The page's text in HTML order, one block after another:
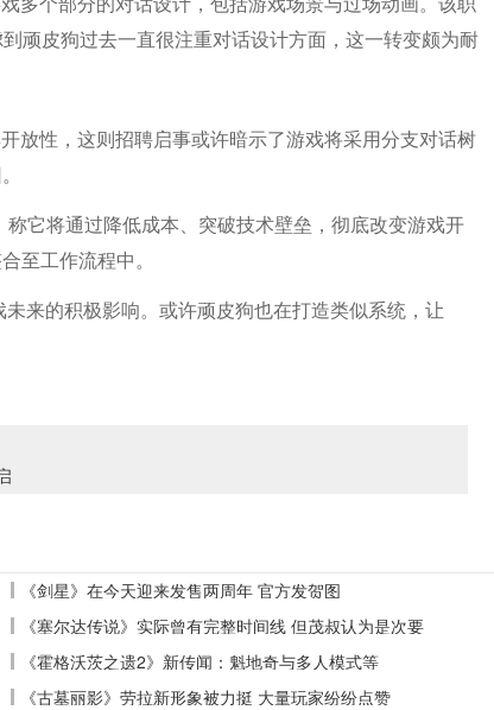
个部分的对话设计，包括游戏场景与过场动画。该职
顽皮狗过去一直很注重对话设计方面，这一转变颇为耐
性，这则招聘启事或许暗示了游戏将采用分支对话树
它将通过降低成本、突破技术壁垒，彻底改变游戏开
至工作流程中。
的积极影响。或许顽皮狗也在打造类似系统，让
《剑星》在今天迎来发售两周年 官方发贺图
《塞尔达传说》实际曾有完整时间线 但茂叔认为是次要
《霍格沃茨之遗2》新传闻：魁地奇与多人模式等
《古墓丽影》劳拉新形象被力挺 大量玩家纷纷点赞